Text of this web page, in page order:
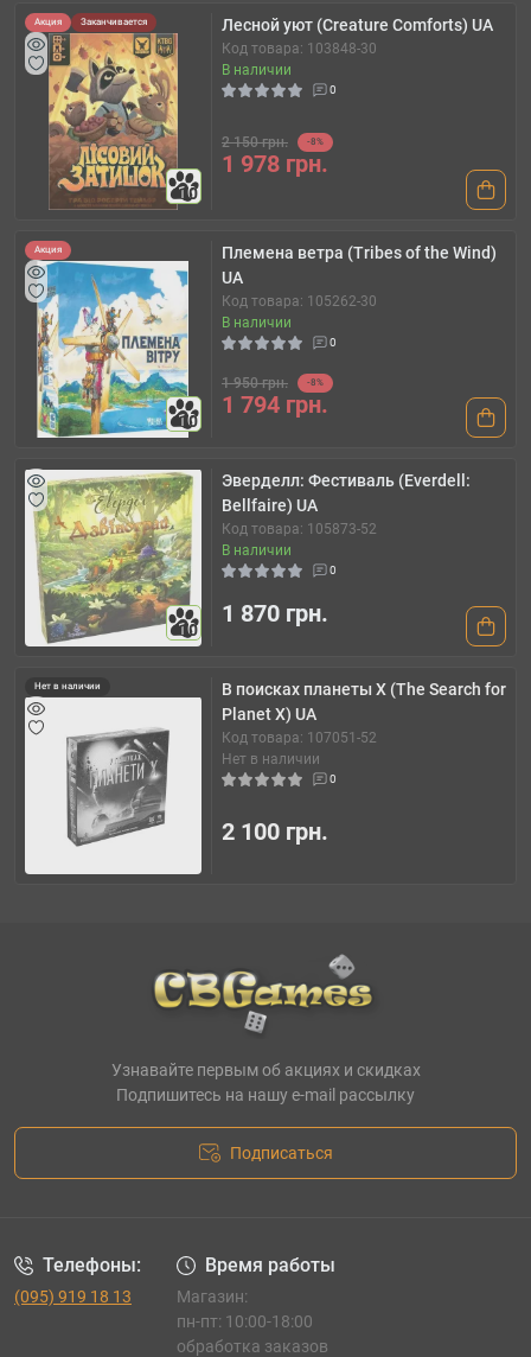
Акция Заканчивается
10
Лесной уют (Creature Comforts) UA
Код товара: 103848-30
В наличии
0
2 150 грн. -8%
1 978 грн.
Акция
10
Племена ветра (Tribes of the Wind)
UA
Код товара: 105262-30
В наличии
0
1 950 грн. -8%
1 794 грн.
10
Эверделл: Фестиваль (Everdell:
Bellfaire) UA
Код товара: 105873-52
В наличии
0
1 870 грн.
Нет в наличии
В поисках планеты Х (The Search for
Planet X) UA
Код товара: 107051-52
Нет в наличии
0
2 100 грн.
Узнавайте первым об акциях и скидках
Подпишитесь на нашу e-mail рассылку
Подписаться
Телефоны:
(095) 919 18 13
Время работы
Магазин:
пн-пт: 10:00-18:00
обработка заказов